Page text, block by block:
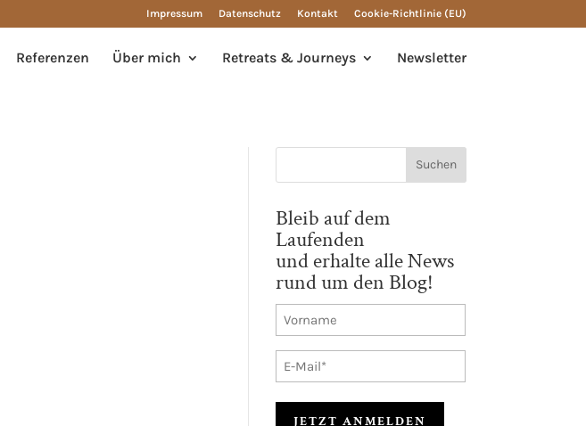
Impressum Datenschutz Kontakt Cookie-Richtlinie (EU)
Referenzen Über mich Retreats & Journeys Newsletter
Bleib auf dem
Laufenden
und erhalte alle News
rund um den Blog!
Vorname
E-
Mail